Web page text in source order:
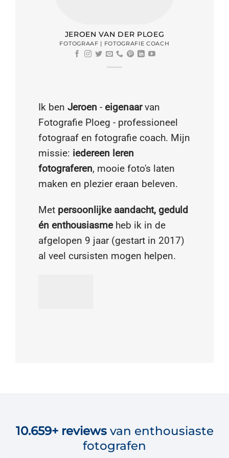
JEROEN VAN DER PLOEG
FOTOGRAAF | FOTOGRAFIE COACH
Ik ben Jeroen - eigenaarvan
Fotografie Ploeg - professioneel
fotograaf en fotografie coach. Mijn
missie: iedereen leren
fotograferen, mooie foto's laten
maken en plezier eraan beleven.
Met persoonlijke aandacht, geduld
én enthousiasmeheb ik in de
afgelopen 9 jaar (gestart in 2017)
al veel cursisten mogen helpen.
10.659+ reviews van enthousiaste
fotografen